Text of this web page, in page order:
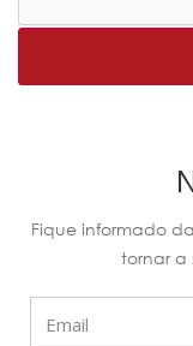
Fique informado
tornar a